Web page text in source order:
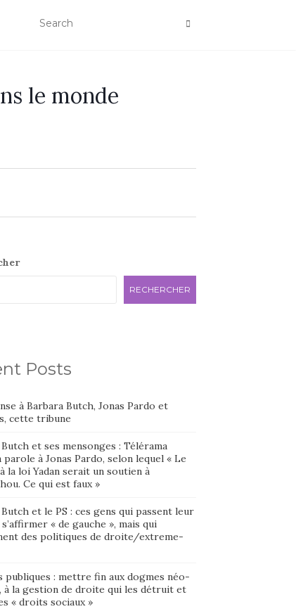
le monde
RECHERCHER
Posts
à Barbara Butch, Jonas Pardo et
cette tribune
et ses mensonges : Télérama
parole à Jonas Pardo, selon lequel « Le
la loi Yadan serait un soutien à
Ce qui est faux »
et le PS : ces gens qui passent leur
« de gauche », mais qui
des politiques de droite/extreme-
publiques : mettre fin aux dogmes néo-
à la gestion de droite qui les détruit et
« droits sociaux »